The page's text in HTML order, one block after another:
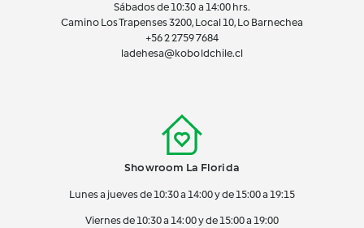
Sábados de 10:30 a 14:00 hrs.
Camino Los Trapenses 3200, Local 10, Lo Barnechea
+56 22759 7684
ladehesa@koboldchile.cl
Showroom La Florida
Lunes a jueves de 10:30 a 14:00 y de 15:00 a 19:15
Viernes de 10:30 a 14:00 y de 15:00 a 19:00